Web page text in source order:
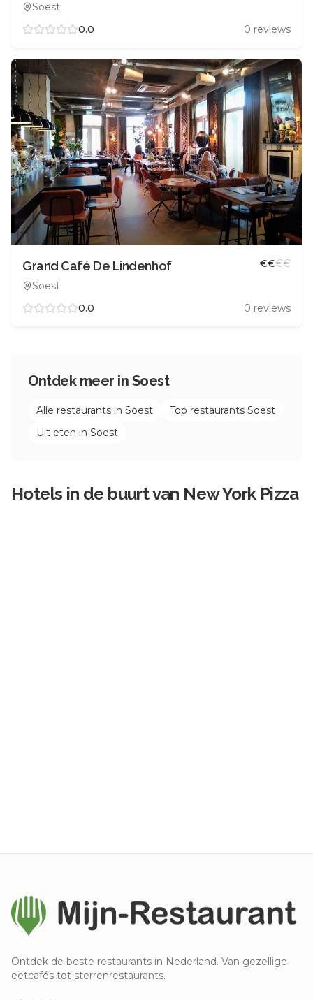
Soest
0.0 0 reviews
Grand Café De Lindenhof
Soest
€€€€
0.0 0 reviews
Ontdek meer in Soest
Alle restaurants in Soest Top restaurants Soest
Uit eten in Soest
Hotels in de buurt van New York Pizza
Ontdek de beste restaurants in Nederland. Van gezellige
eetcafés tot sterrenrestaurants.